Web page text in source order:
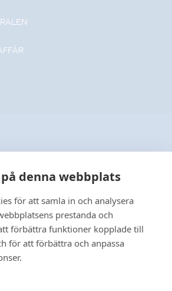
denna webbplats
för att samla in och analysera
prestanda och
förbättra funktioner kopplade till
för att förbättra och anpassa
ANVÄNDER COOKIES FÖR
AB
AB